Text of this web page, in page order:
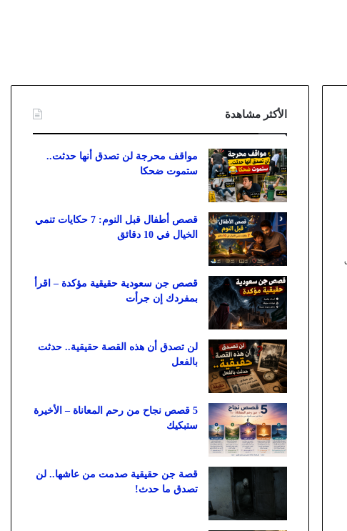
الأكثر مشاهدة
مواقف محرجة لن تصدق أنها حدثت..
ستموت ضحكا
قصص أطفال قبل النوم: 7 حكايات تنمي
الخيال في 10 دقائق
قصص جن سعودية حقيقية مؤكدة – اقرأ
بمفردك إن جرأت
لن تصدق أن هذه القصة حقيقية.. حدثت
بالفعل
5 قصص نجاح من رحم المعاناة – الأخيرة
ستبكيك
قصة جن حقيقية صدمت من عاشها.. لن
تصدق ما حدث!